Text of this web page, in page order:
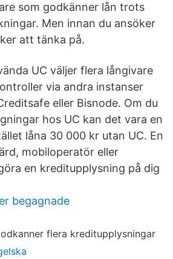
som godkänner lån trots
Men innan du ansöker
att tänka på.
UC väljer flera långivare
via andra instanser
eller Bisnode. Om du
hos UC kan det vara en
låna 30 000 kr utan UC. En
mobiloperatör eller
en kreditupplysning på dig
begagnade